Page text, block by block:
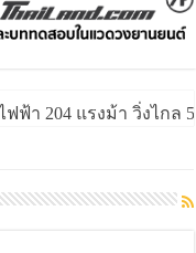
ฟฟ้า 204 แรงม้า วิ่งไกล
H6 ปรับโฉมหน้าใหม่